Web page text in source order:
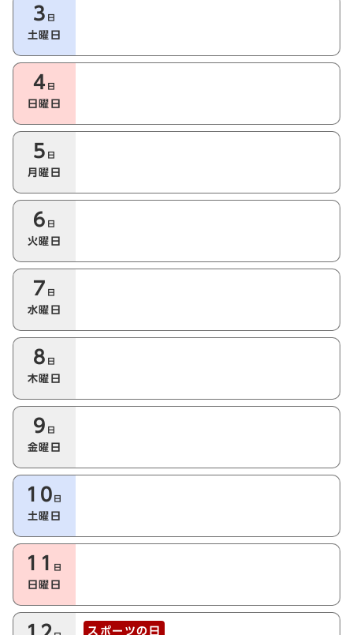
3 日
土曜日
4 日
日曜日
5 日
月曜日
6 日
火曜日
7 日
水曜日
8 日
木曜日
9 日
金曜日
10 日
土曜日
11 日
日曜日
スポーツの日